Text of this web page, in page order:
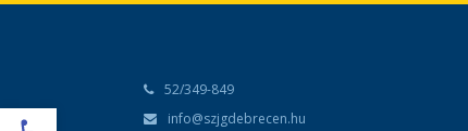
Open toolbar
52/349-849
info@szjgdebrecen.hu